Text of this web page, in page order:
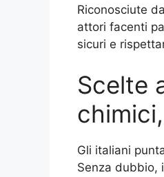
Riconosciute
attori facenti
sicuri e
Scelte
Gli italiani
Senza dubbio,